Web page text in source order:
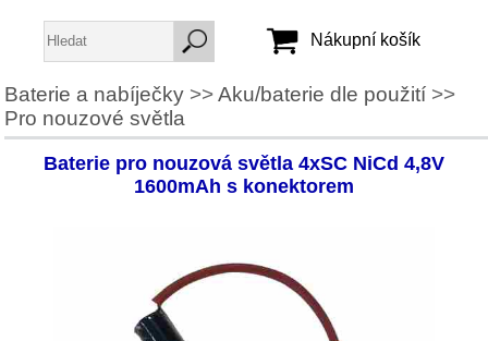
Jméno:
Heslo:
Nákupní košík
Baterie a nabíječky>>Aku/baterie dle použití>>
Pro nouzové světla
Baterie pro nouzová světla 4xSC NiCd 4,8V
1600mAh s konektorem